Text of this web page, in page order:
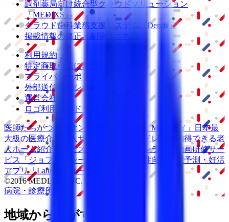
調剤薬局向け統合型クラウドソリューション
「MEDIXS」
クラウド歯科業務支援システム
「Dentis」
掲載情報の修正・削除はこちら
利用規約
特定商取引法に基づく表記
プライバシーポリシー
外部送信ポリシー
運営会社
ロゴ利用ガイドライン
医師たちがつくる オンライン医療事典 「MEDLEY」
日本最
大級の医療介護求人サイト 「ジョブメドレー」 納得できる老
人ホーム紹介サービス
オンライン
動画研修サー
ビス
「ジョブメドレー 女性向け
生理予測・妊活
アプリ「Lalune(ラルーン)」
©2016 MEDLEY, INC.
病院・診療所
地域からさがす